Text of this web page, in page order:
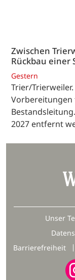
Zwischen
Rückbau einer
Gestern
Trier/
2027 entfernt
Unser
Barrierefreiheit